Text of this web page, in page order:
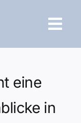
eine
in